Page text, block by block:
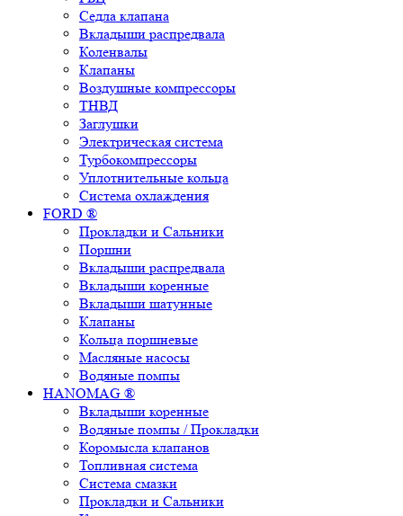
Седла клапана
Вкладыши распредвала
Коленвалы
Клапаны
Воздушные компрессоры
ТНВД
Заглушки
Электрическая система
Турбокомпрессоры
Уплотнительные кольца
Система охлаждения
FORD ®
Прокладки и Сальники
Поршни
Вкладыши распредвала
Вкладыши коренные
Вкладыши шатунные
Клапаны
Кольца поршневые
Масляные насосы
Водяные помпы
HANOMAG ®
Вкладыши коренные
Водяные помпы / Прокладки
Коромысла клапанов
Топливная система
Система смазки
Прокладки и Сальники